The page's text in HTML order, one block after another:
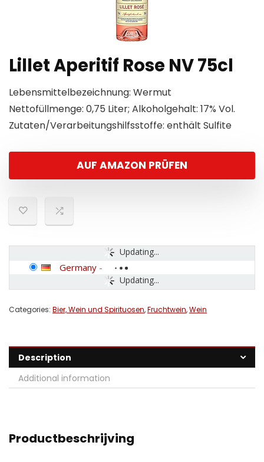
Lillet Aperitif Rose NV 75cl
Lebensmittelbezeichnung: Wermut
Nettofüllmenge: 0,75 Liter; Alkoholgehalt: 17% Vol.
Zutaten/Verarbeitungshilfsstoffe: enthält Sulfite
AUF AMAZON PRÜFEN
Updating...
Updating...
Germany -
Categories: Bier, Wein und Spirituosen,Fruchtwein,Wein
Description
Additional information
Productbeschrijving